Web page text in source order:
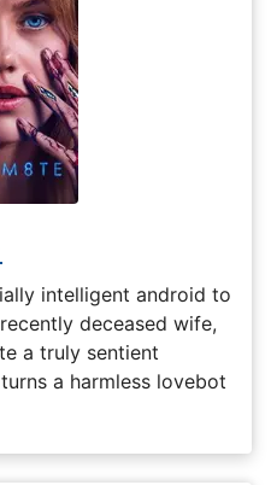
intelligent android to
deceased wife,
a truly sentient
a harmless lovebot